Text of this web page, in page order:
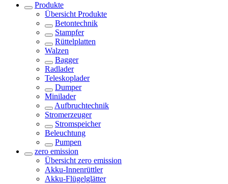
Produkte
Übersicht Produkte
Betontechnik
Stampfer
Rüttelplatten
Walzen
Bagger
Radlader
Teleskoplader
Dumper
Minilader
Aufbruchtechnik
Stromerzeuger
Stromspeicher
Beleuchtung
Pumpen
zero emission
Übersicht zero emission
Akku-Innenrüttler
Akku-Flügelglätter